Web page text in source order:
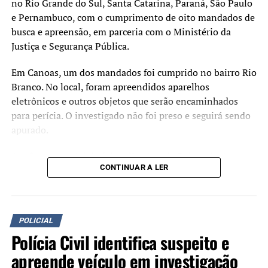
são determinantes. O
chamamento permite
reorganizar o sistema e
possibilita que policiais
militares retornem às
ruas”, afirmou.
Entre as atribuições da Polícia Penal estão atividades de
vigilância, custódia, escolta, assistência e orientação de
ordem nas unidades prisionais, da fiscalização de presos
em regime domiciliar e do acompanhamento de pessoas
monitoradas eletronicamente.
O superintendente da Polícia Penal, Sergio Dalcol,
no Rio Grande do Sul, Santa Catarina, Paraná, São Paulo
e Pernambuco, com o cumprimento de oito mandados de
busca e apreensão, em parceria com o Ministério da
Justiça e Segurança Pública.
Em Canoas, um dos mandados foi cumprido no bairro Rio
Branco. No local, foram apreendidos aparelhos
eletrônicos e outros objetos que serão encaminhados
para perícia. O investigado não foi preso e seguirá sendo
apurado.
A ação no município foi realizada pela Delegacia de
Repressão às Ações Criminosas Organizadas (Draco) de
Civil do Distrito Federal.
Segundo a Polícia Civil, as investigações apontam que
integrantes do grupo discutiam a possibilidade de
realizar um ataque durante um debate presidencial do
CONTINUAR A LER
POLICIAL
Polícia Civil identifica suspeito e
apreende veículo em investigação